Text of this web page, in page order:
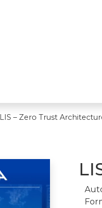
LIS – Zero Trust